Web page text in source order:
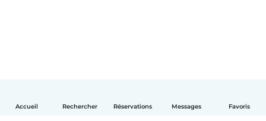
Accueil Rechercher Réservations Messages Favoris